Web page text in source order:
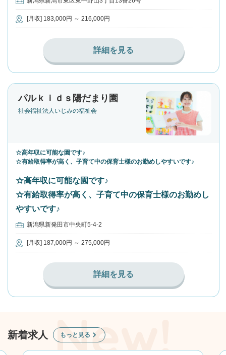
[月収] 183,000円 ～ 216,000円
詳細を見る
パルｋｉｄｓ陽だまり園
社会福祉法人いじみの福祉会
☆高年収に可能な園です♪
☆有給取得率が高く、子育て中の保育士様のお勤めしやすいです♪
☆高年収に可能な園です♪
☆有給取得率が高く、子育て中の保育士様のお勤めし
やすいです♪
新潟県新発田市中央町5-4-2
[月収] 187,000円 ～ 275,000円
詳細を見る
新着求人 もっと見る